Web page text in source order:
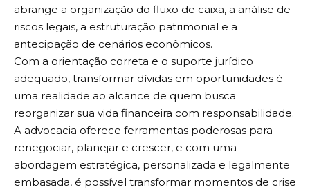
abrange a organização do fluxo de caixa, a análise de
riscos legais, a estruturação patrimonial e a
antecipação de cenários econômicos.
Com a orientação correta e o suporte jurídico
adequado, transformar dívidas em oportunidades é
uma realidade ao alcance de quem busca
reorganizar sua vida financeira com responsabilidade.
A advocacia oferece ferramentas poderosas para
renegociar, planejar e crescer, e com uma
abordagem estratégica, personalizada e legalmente
embasada, é possível transformar momentos de crise